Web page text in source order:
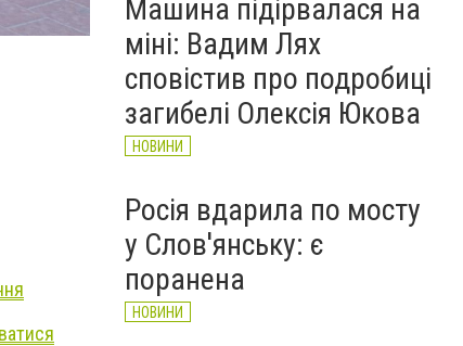
Машина підірвалася на
міні: Вадим Лях
сповістив про подробиці
загибелі Олексія Юкова
НОВИНИ
Росія вдарила по мосту
у Слов'янську: є
поранена
НОВИНИ